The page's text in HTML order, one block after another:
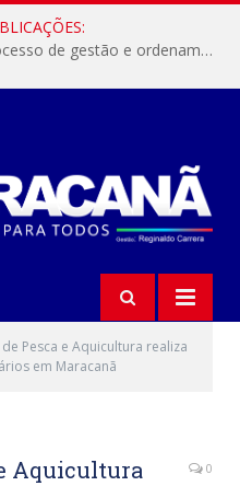
Resex Maracanã avança no processo de gestão e ordenamento do turismo em nossas áreas protegidas.
Pesca e Aquicultura realiza
em Maracanã
Aquicultura
0